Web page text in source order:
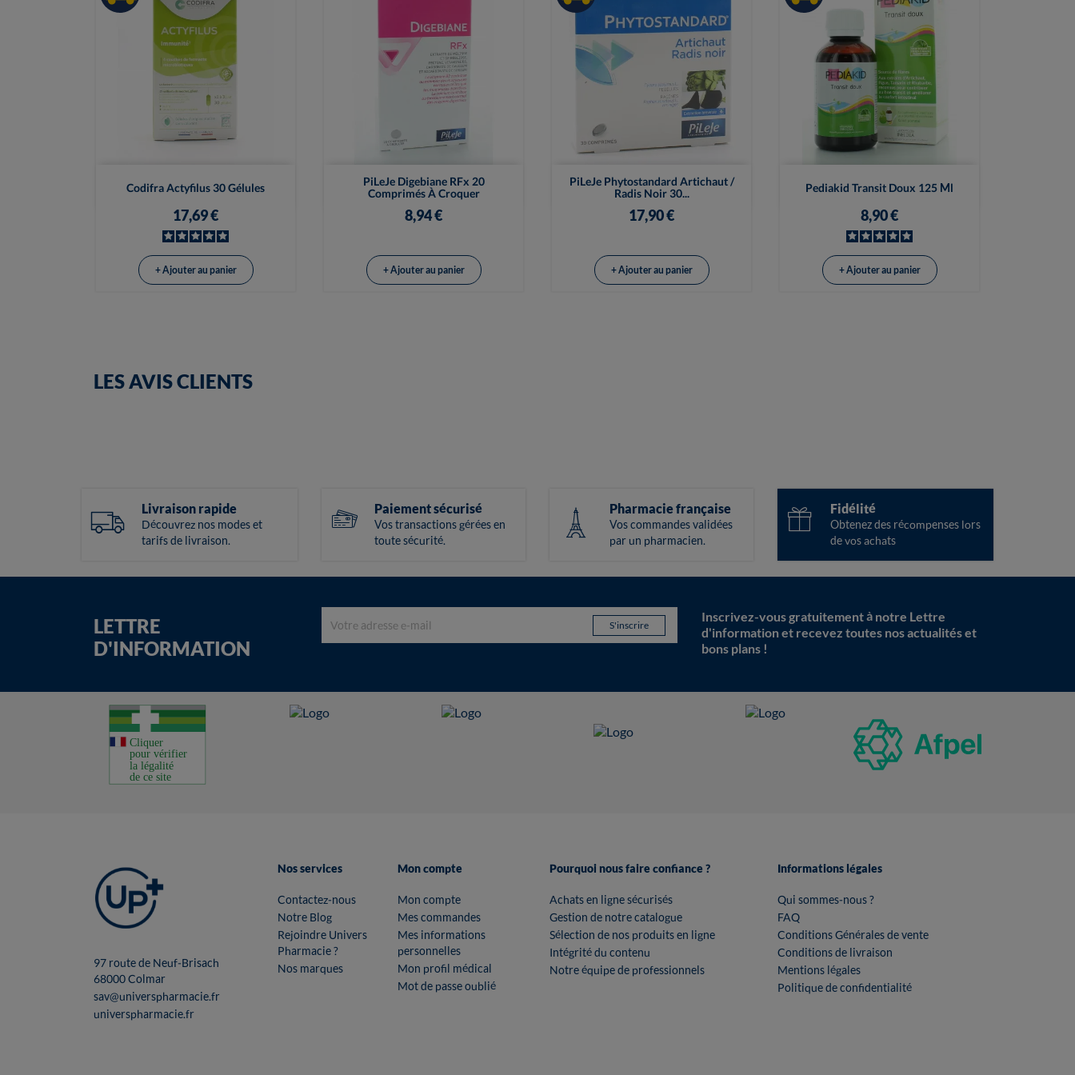
Codifra Actyfilus 30 Gélules
17,69 €
 Vue rapide
+ Ajouter au panier
PiLeJe Digebiane RFx 20
Comprimés À Croquer
8,94 €
Vue rapide
+ Ajouter au panier
PiLeJe Phytostandard Artichaut /
Radis Noir 30...
17,90 €
Vue rapide
+ Ajouter au panier
Pediakid Transit Doux 125 Ml
8,90 €
 Vue rapide
+ Ajouter au panier
LES AVIS CLIENTS
Livraison rapide
Découvrez nos modes et
tarifs de livraison.
Paiement sécurisé
Vos transactions gérées en
toute sécurité.
Pharmacie française
Vos commandes validées
par un pharmacien.
Fidélité
Obtenez des récompenses lors
de vos achats
LETTRE
D'INFORMATION
Inscrivez-vous gratuitement à notre Lettre
d'information et recevez toutes nos actualités et
bons plans !
97 route de Neuf-Brisach
68000 Colmar
sav@universpharmacie.fr
universpharmacie.fr
Nos services
Contactez-nous
Notre Blog
Rejoindre Univers
Pharmacie ?
Nos marques
Mon compte
Mon compte
Mes commandes
Mes informations
personnelles
Mon profil médical
Mot de passe oublié
Pourquoi nous faire confiance ?
Achats en ligne sécurisés
Gestion de notre catalogue
Sélection de nos produits en ligne
Intégrité du contenu
Notre équipe de professionnels
Informations légales
Qui sommes-nous ?
FAQ
Conditions Générales de vente
Conditions de livraison
Mentions légales
Politique de confidentialité